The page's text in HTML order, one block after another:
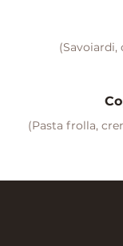
(Savoiardi,
(Pasta frolla,